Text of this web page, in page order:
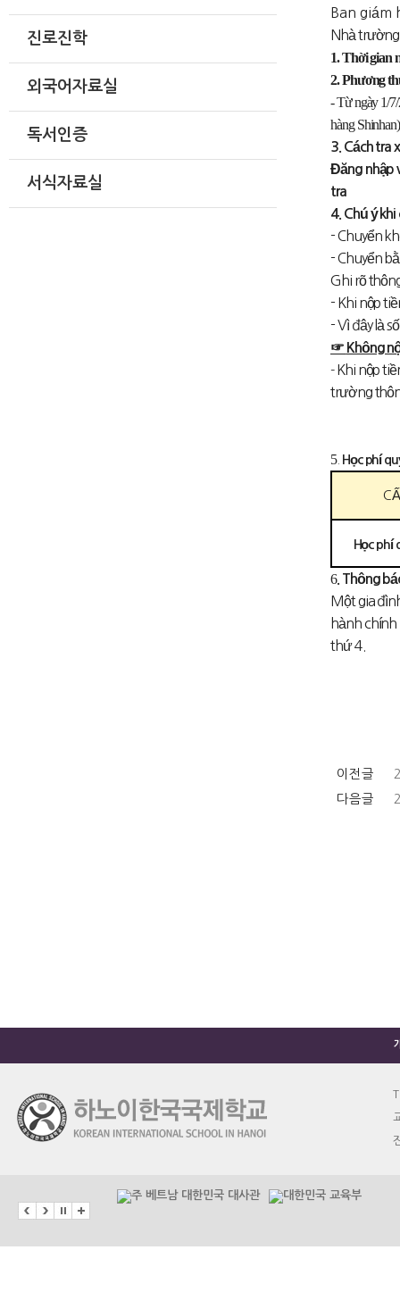
진로진학
외국어자료실
독서인증
서식자료실
Ban giám
Nhà
1. Thời gian
2. Phương
-Từ ngày 1/7/
hàng
3. Cách tra
Đăng nhập
tra
4. Chú ý khi
- Chuyển
- Chuyển
Ghi rõ
- Khi nộp
- Vì đây là
☞ Không
- Khi nộp
trường
5. Học phí
Học phí
6. Thông
Một gia
hành
thứ 4.
이전글
다음글